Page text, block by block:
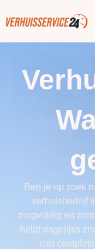
Ben je op zoek
verhuisbedrijf
zorgvuldig en
helpt dagelijks
met